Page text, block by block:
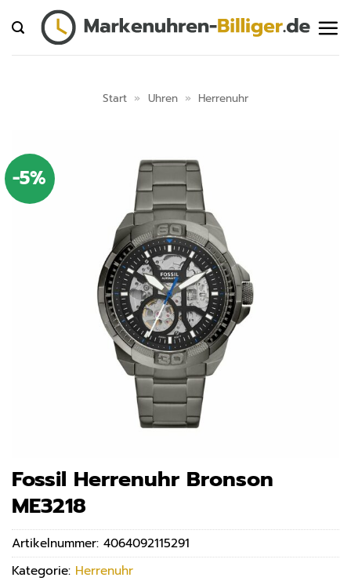
Inhalt
springen
Start » Uhren » Herrenuhr
-5%
Fossil Herrenuhr Bronson
ME3218
Artikelnummer: 4064092115291
Kategorie: Herrenuhr